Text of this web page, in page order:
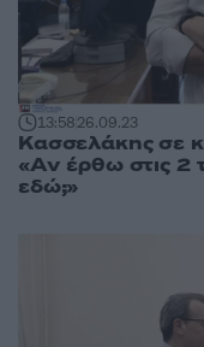
13:5826.09.23
Κασσελάκης σε
«Αν έρθω στις
εδώ;»